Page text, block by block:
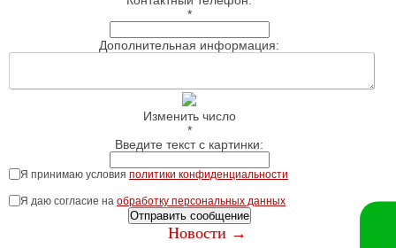
*
Дополнительная информация:
Изменить число
*
Введите текст с картинки:
Я принимаю условия политики конфиденциальности
Я даю согласие на обработку персональных данных
Отправить сообщение
Новости →